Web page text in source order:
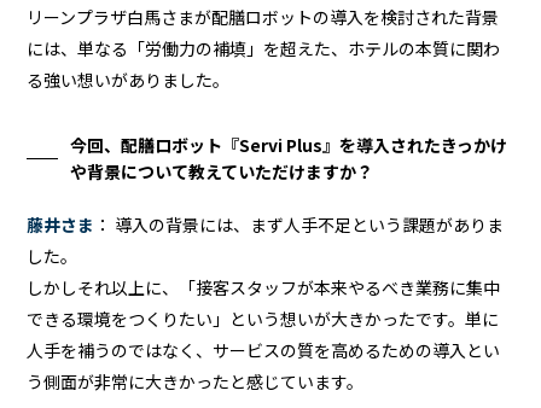
リーンプラザ白馬さまが配膳ロボットの導入を検討された背景
には、単なる「労働力の補填」を超えた、ホテルの本質に関わ
る強い想いがありました。
今回、配膳ロボット『Servi Plus』を導入されたきっかけ
や背景について教えていただけますか？
藤井さま ： 導入の背景には、まず人手不足という課題がありま
した。
しかしそれ以上に、「接客スタッフが本来やるべき業務に集中
できる環境をつくりたい」という想いが大きかったです。単に
人手を補うのではなく、サービスの質を高めるための導入とい
う側面が非常に大きかったと感じています。